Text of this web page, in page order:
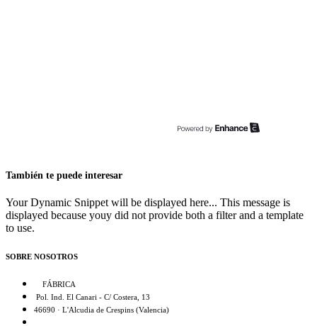
También te puede interesar
Your Dynamic Snippet will be displayed here... This message is
displayed because youy did not provide both a filter and a template
to use.
SOBRE NOSOTROS
FÁBRICA
Pol. Ind. El Canari - C/ Costera, 13
46690 · L'Alcudia de Crespins (Valencia)